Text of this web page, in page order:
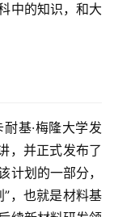
中的知识，和大
基·梅隆大学发
，并正式发布了
计划的一部分，
，也就是材料基